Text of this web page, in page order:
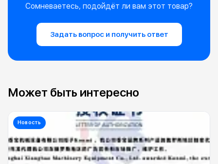
Сомневаетесь, подойдёт ли вам этот товар?
Задать вопрос и получить ответ
Может быть интересно
Новость